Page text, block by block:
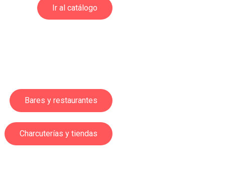
Ir al catálogo
Bares y restaurantes
Charcuterías y tiendas